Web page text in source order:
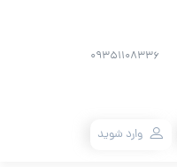
09351108336
وارد شوید